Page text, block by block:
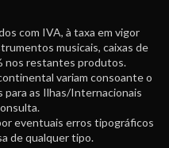
com IVA, à taxa em vigor
musicais, caixas de
nos restantes produtos.
variam consoante o
para as Ilhas/Internacionais
eventuais erros tipográficos
de qualquer tipo.